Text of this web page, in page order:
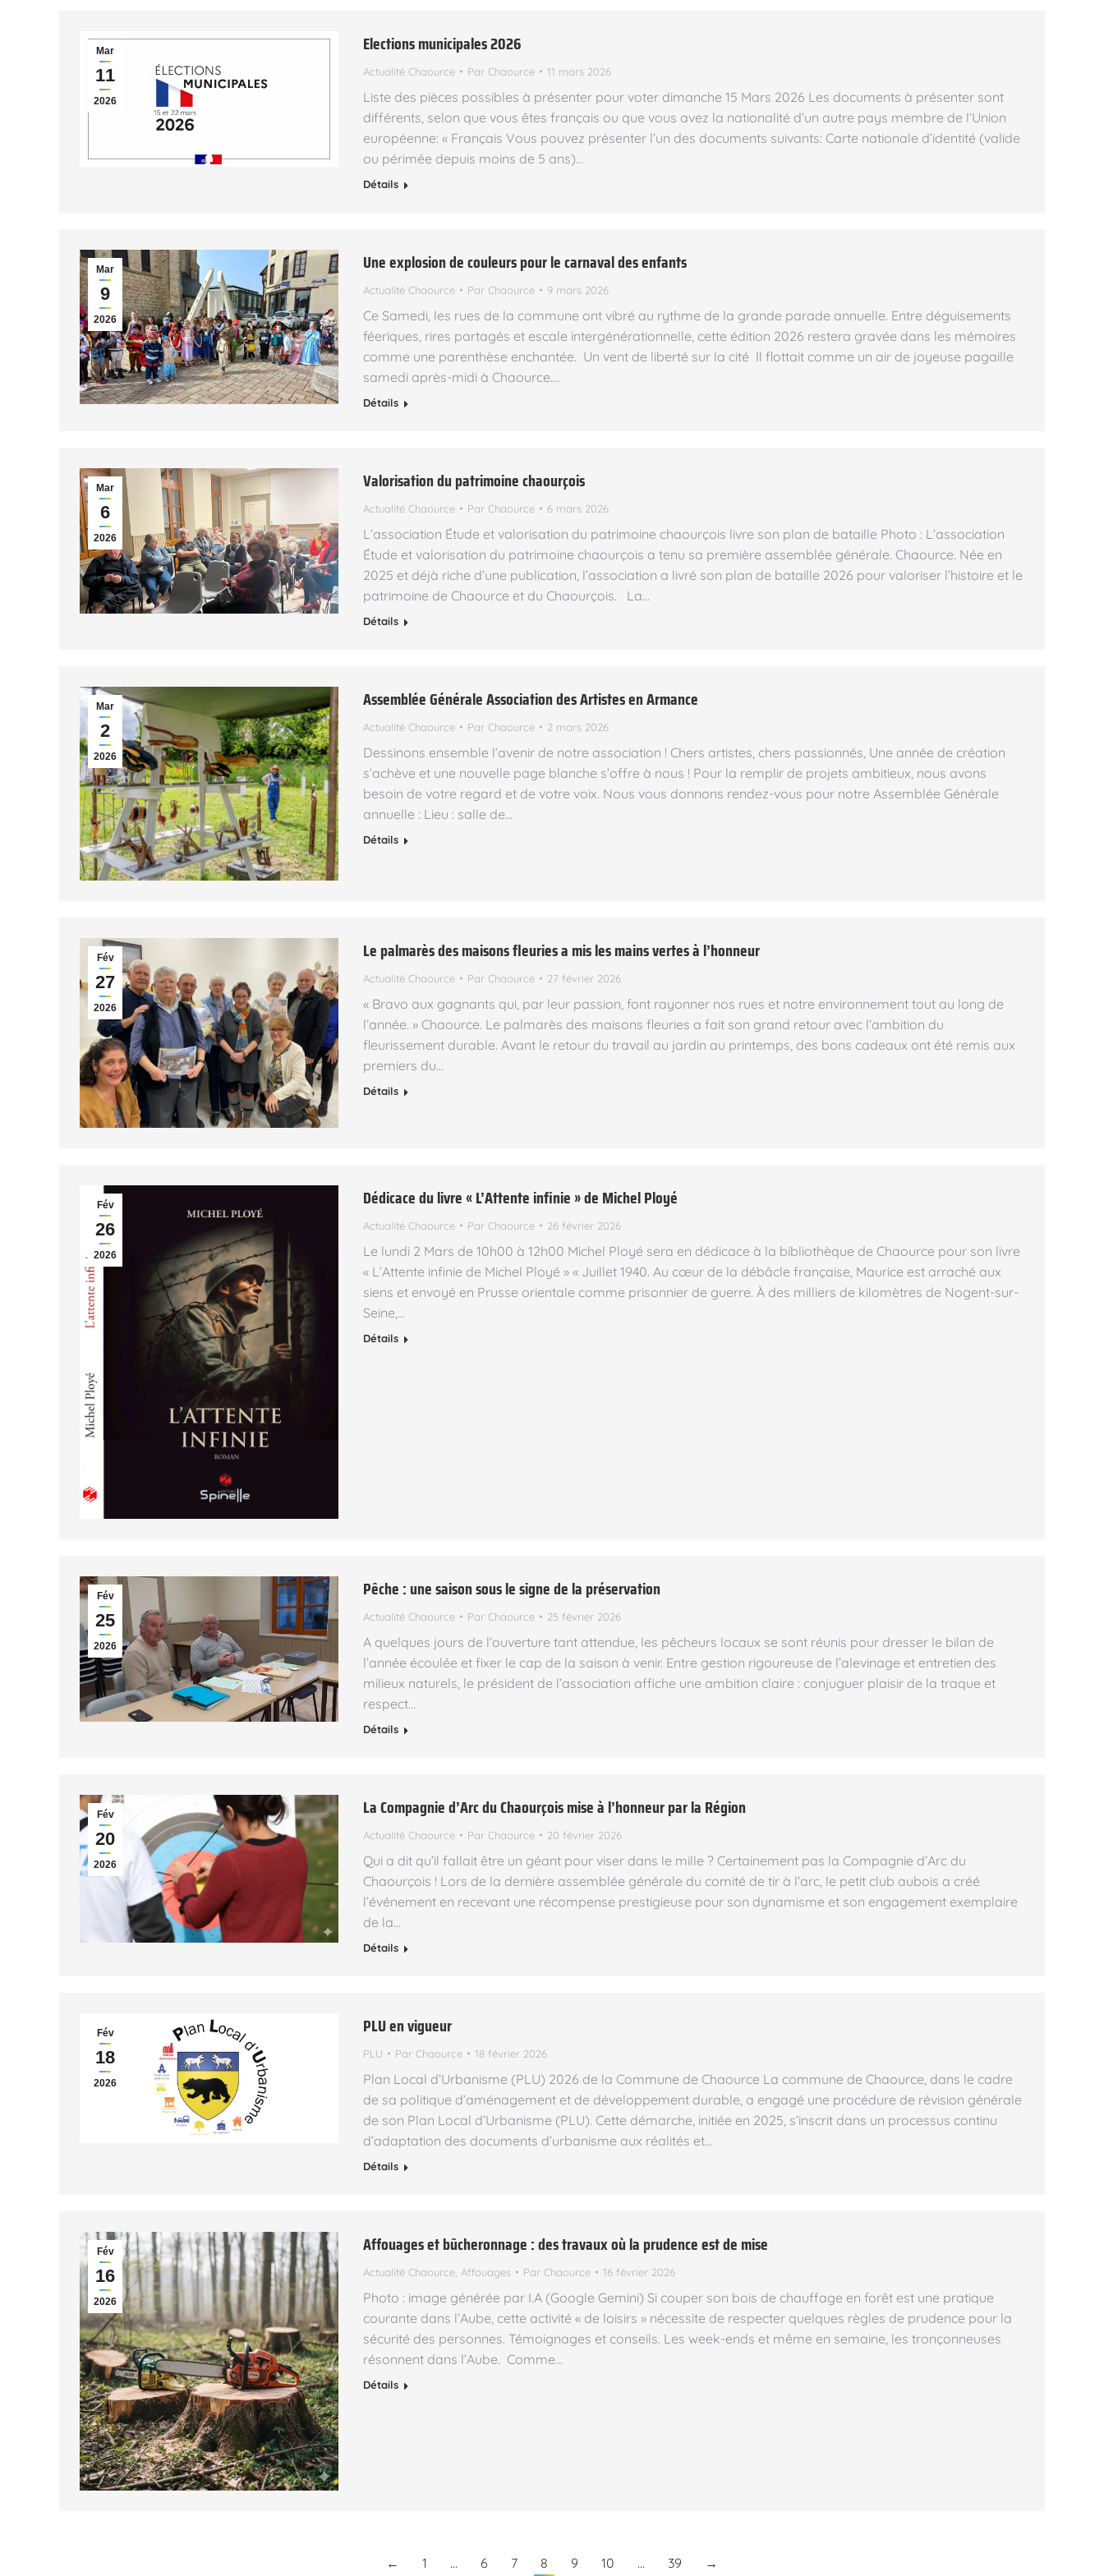
Mar
11
2026
Elections municipales 2026
Actualité Chaource Par Chaource 11 mars 2026
Liste des pièces possibles à présenter pour voter dimanche 15 Mars 2026 Les documents à présenter sont
différents, selon que vous êtes français ou que vous avez la nationalité d’un autre pays membre de l’Union
européenne: « Français Vous pouvez présenter l’un des documents suivants: Carte nationale d’identité (valide
ou périmée depuis moins de 5 ans)…
Détails
Mar
9
2026
Une explosion de couleurs pour le carnaval des enfants
Actualité Chaource Par Chaource 9 mars 2026
Ce Samedi, les rues de la commune ont vibré au rythme de la grande parade annuelle. Entre déguisements
féeriques, rires partagés et escale intergénérationnelle, cette édition 2026 restera gravée dans les mémoires
comme une parenthèse enchantée. Un vent de liberté sur la cité Il flottait comme un air de joyeuse pagaille
samedi après-midi à Chaource.…
Détails
Mar
6
2026
Valorisation du patrimoine chaourçois
Actualité Chaource Par Chaource 6 mars 2026
L’association Étude et valorisation du patrimoine chaourçois livre son plan de bataille Photo : L’association
Étude et valorisation du patrimoine chaourçois a tenu sa première assemblée générale. Chaource. Née en
2025 et déjà riche d’une publication, l’association a livré son plan de bataille 2026 pour valoriser l’histoire et le
patrimoine de Chaource et du Chaourçois. La…
Détails
Mar
2
2026
Assemblée Générale Association des Artistes en Armance
Actualité Chaource Par Chaource 2 mars 2026
Dessinons ensemble l’avenir de notre association ! Chers artistes, chers passionnés, Une année de création
s’achève et une nouvelle page blanche s’offre à nous ! Pour la remplir de projets ambitieux, nous avons
besoin de votre regard et de votre voix. Nous vous donnons rendez-vous pour notre Assemblée Générale
annuelle : Lieu : salle de…
Détails
Fév
27
2026
Le palmarès des maisons fleuries a mis les mains vertes à l’honneur
Actualité Chaource Par Chaource 27 février 2026
« Bravo aux gagnants qui, par leur passion, font rayonner nos rues et notre environnement tout au long de
l’année. » Chaource. Le palmarès des maisons fleuries a fait son grand retour avec l’ambition du
fleurissement durable. Avant le retour du travail au jardin au printemps, des bons cadeaux ont été remis aux
premiers du…
Détails
Fév
26
2026
Dédicace du livre « L’Attente infinie » de Michel Ployé
Actualité Chaource Par Chaource 26 février 2026
Le lundi 2 Mars de 10h00 à 12h00 Michel Ployé sera en dédicace à la bibliothèque de Chaource pour son livre
« L’Attente infinie de Michel Ployé » « Juillet 1940. Au cœur de la débâcle française, Maurice est arraché aux
siens et envoyé en Prusse orientale comme prisonnier de guerre. À des milliers de kilomètres de Nogent-sur-
Seine,…
Détails
Fév
25
2026
Pêche : une saison sous le signe de la préservation
Actualité Chaource Par Chaource 25 février 2026
A quelques jours de l’ouverture tant attendue, les pêcheurs locaux se sont réunis pour dresser le bilan de
l’année écoulée et fixer le cap de la saison à venir. Entre gestion rigoureuse de l’alevinage et entretien des
milieux naturels, le président de l’association affiche une ambition claire : conjuguer plaisir de la traque et
respect…
Détails
Fév
20
2026
La Compagnie d’Arc du Chaourçois mise à l’honneur par la Région
Actualité Chaource Par Chaource 20 février 2026
Qui a dit qu’il fallait être un géant pour viser dans le mille ? Certainement pas la Compagnie d’Arc du
Chaourçois ! Lors de la dernière assemblée générale du comité de tir à l’arc, le petit club aubois a créé
l’événement en recevant une récompense prestigieuse pour son dynamisme et son engagement exemplaire
de la…
Détails
Fév
18
2026
PLU en vigueur
PLU Par Chaource 18 février 2026
Plan Local d’Urbanisme (PLU) 2026 de la Commune de Chaource La commune de Chaource, dans le cadre
de sa politique d’aménagement et de développement durable, a engagé une procédure de révision générale
de son Plan Local d’Urbanisme (PLU). Cette démarche, initiée en 2025, s’inscrit dans un processus continu
d’adaptation des documents d’urbanisme aux réalités et…
Détails
Fév
16
2026
Affouages et bûcheronnage : des travaux où la prudence est de mise
Actualité Chaource, Affouages Par Chaource 16 février 2026
Photo : image générée par I.A (Google Gemini) Si couper son bois de chauffage en forêt est une pratique
courante dans l’Aube, cette activité « de loisirs » nécessite de respecter quelques règles de prudence pour la
sécurité des personnes. Témoignages et conseils. Les week-ends et même en semaine, les tronçonneuses
résonnent dans l’Aube. Comme…
Détails
← 1 … 6 7 8 9 10 … 39 →